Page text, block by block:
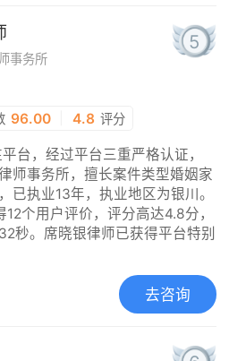
事务所
5
96.00 4.8 评分
台，经过平台三重严格认证，
师事务所，擅长案件类型婚姻家
已执业13年，执业地区为银川。
个用户评价，评分高达4.8分，
秒。席晓银律师已获得平台特别
去咨询